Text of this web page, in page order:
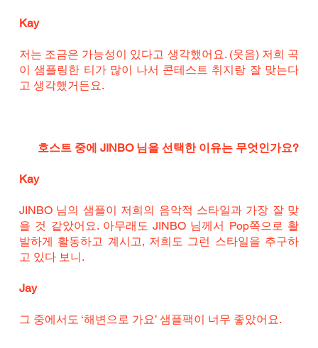
Kay
저는 조금은 가능성이 있다고 생각했어요. (웃음) 저희 곡
이 샘플링한 티가 많이 나서 콘테스트 취지랑 잘 맞는다
고 생각했거든요.
호스트 중에 JINBO 님을 선택한 이유는 무엇인가요?
Kay
JINBO 님의 샘플이 저희의 음악적 스타일과 가장 잘 맞
을 것 같았어요. 아무래도 JINBO 님께서 Pop쪽으로 활
발하게 활동하고 계시고, 저희도 그런 스타일을 추구하
고 있다 보니.
Jay
그 중에서도 ‘해변으로 가요’ 샘플팩이 너무 좋았어요.